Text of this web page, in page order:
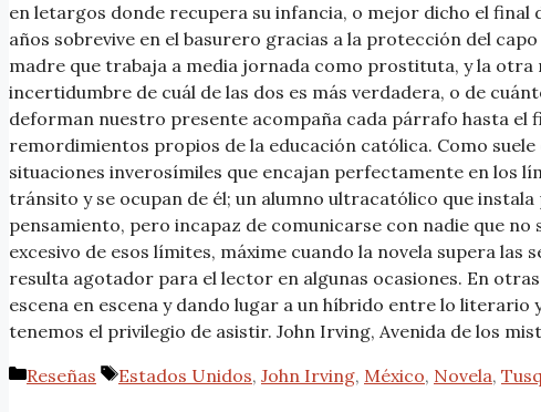
en letargos donde recupera su infancia, o mejor dicho el final
años sobrevive en el basurero gracias a la protección del
madre que trabaja a media jornada como prostituta, y la
incertidumbre de cuál de las dos es más verdadera, o de
deforman nuestro presente acompaña cada párrafo hasta el
remordimientos propios de la educación católica. Como
situaciones inverosímiles que encajan perfectamente en los
tránsito y se ocupan de él; un alumno ultracatólico que
pensamiento, pero incapaz de comunicarse con nadie que
excesivo de esos límites, máxime cuando la novela supera
resulta agotador para el lector en algunas ocasiones. En
escena en escena y dando lugar a un híbrido entre lo literario
tenemos el privilegio de asistir. John Irving, Avenida de los
Reseñas
Estados Unidos, John Irving, México, Novela,